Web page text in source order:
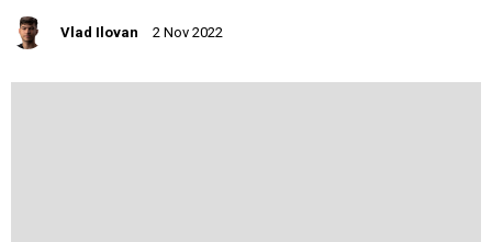
Vlad Ilovan 2 Nov 2022